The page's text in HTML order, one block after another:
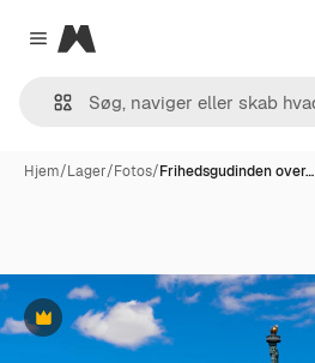
Close menu
Magnific
Hjem/Lager/Fotos/Frihedsgudinden over…
Præmie